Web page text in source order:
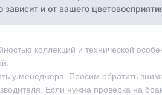
зависит и от вашего
коллекций и технической
у менеджера. Просим обратить
Если нужна проверка на